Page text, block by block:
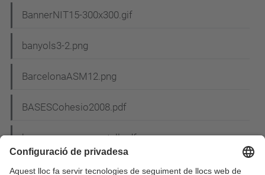
BannerNIT15-300x300.gif
banyols3-2.png
BarcelonaASM12.png
BASESCohesio2008.pdf
bases_concurs_cartell.pdf
Bases del concurs de nadales_2.pdf